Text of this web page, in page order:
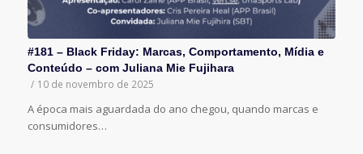
#181 – Black Friday: Marcas, Comportamento, Mídia e
Conteúdo – com Juliana Mie Fujihara
/ 10 de novembro de 2025
A época mais aguardada do ano chegou, quando marcas e
consumidores…